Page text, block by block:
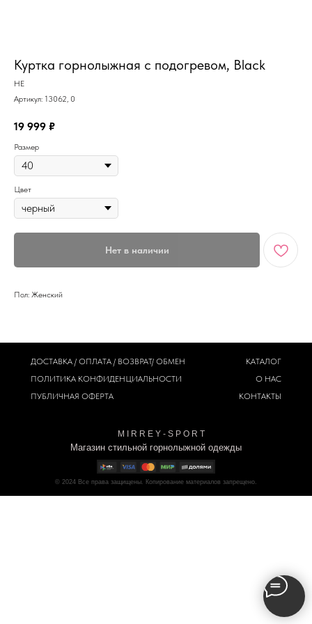
Куртка горнолыжная с подогревом, Black
HE
Артикул: 13062, 0
19 999 ₽
Размер
Цвет
Нет в наличии
Пол: Женский
M I R R E Y - S P O R T
Магазин стильной горнолыжной одежды
© 2024 Все права защищены. Копирование материалов запрещено.
ДОСТАВКА / ОПЛАТА / ВОЗВРАТ/ ОБМЕН
ПОЛИТИКА КОНФИДЕНЦИАЛЬНОСТИ
ПУБЛИЧНАЯ ОФЕРТА
КАТАЛОГ
О НАС
КОНТАКТЫ